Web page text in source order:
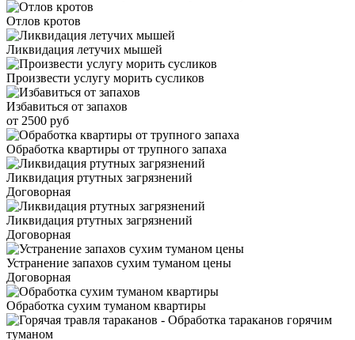
Отлов кротов
Ликвидация летучих мышей
Произвести услугу морить сусликов
Избавиться от запахов
от 2500 руб
Обработка квартиры от трупного запаха
Ликвидация ртутных загрязнений
Договорная
Ликвидация ртутных загрязнений
Договорная
Устранение запахов сухим туманом цены
Договорная
Обработка сухим туманом квартиры